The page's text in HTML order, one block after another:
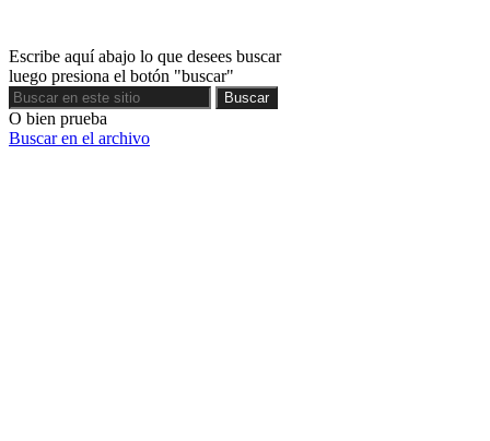
Escribe aquí abajo lo que desees buscar
luego presiona el botón "buscar"
Buscar
Buscar
O bien prueba
Buscar en el archivo